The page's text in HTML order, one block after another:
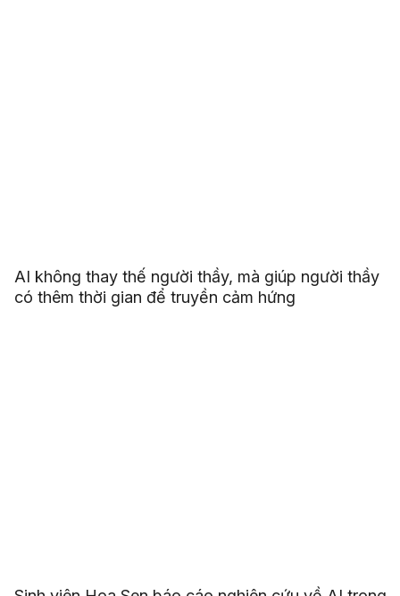
AI không thay thế người thầy, mà giúp người thầy
có thêm thời gian để truyền cảm hứng